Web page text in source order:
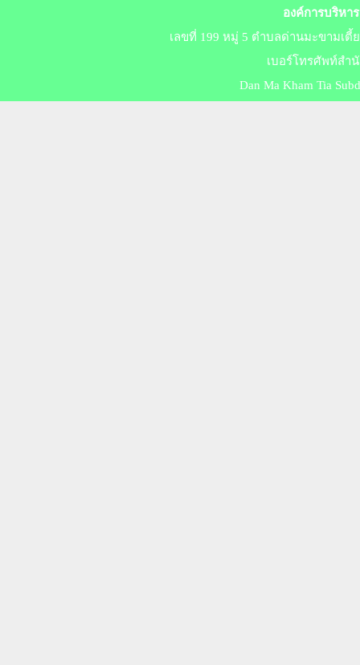
องค์การบริหา
เลขที่ 199 หมู่ 5 ตำบลด่านมะขามเตี้
เบอร์​โทร​ศัพท์สำ
Dan Ma Kham Tia